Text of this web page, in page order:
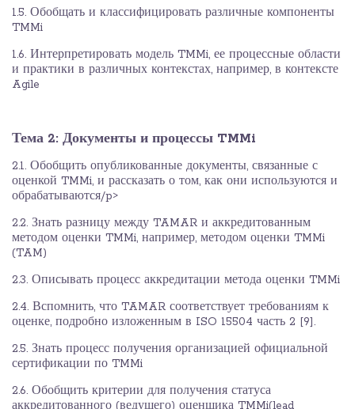
1.5. Обобщать и классифицировать различные компоненты
TMMi
1.6. Интерпретировать модель TMMi, ее процессные области
и практики в различных контекстах, например, в контексте
Agile
Тема 2: Документы и процессы TMMi
2.1. Обобщить опубликованные документы, связанные с
оценкой TMMi, и рассказать о том, как они используются и
обрабатываются/p>
2.2. Знать разницу между TAMAR и аккредитованным
методом оценки TMMi, например, методом оценки TMMi
(TAM)
2.3. Описывать процесс аккредитации метода оценки TMMi
2.4. Вспомнить, что TAMAR соответствует требованиям к
оценке, подробно изложенным в ISO 15504 часть 2 [9].
2.5. Знать процесс получения организацией официальной
сертификации по TMMi
2.6. Обобщить критерии для получения статуса
аккредитованного (ведущего) оценщика TMMi(lead